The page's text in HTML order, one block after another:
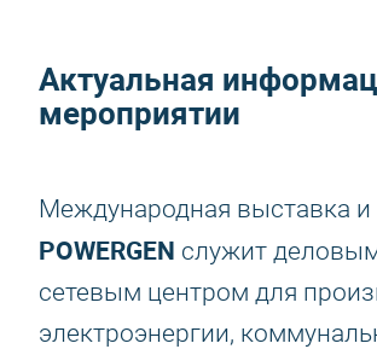
Актуальная
мероприятии
Международная выставка
POWERGEN служит
сетевым центром для
электроэнергии,